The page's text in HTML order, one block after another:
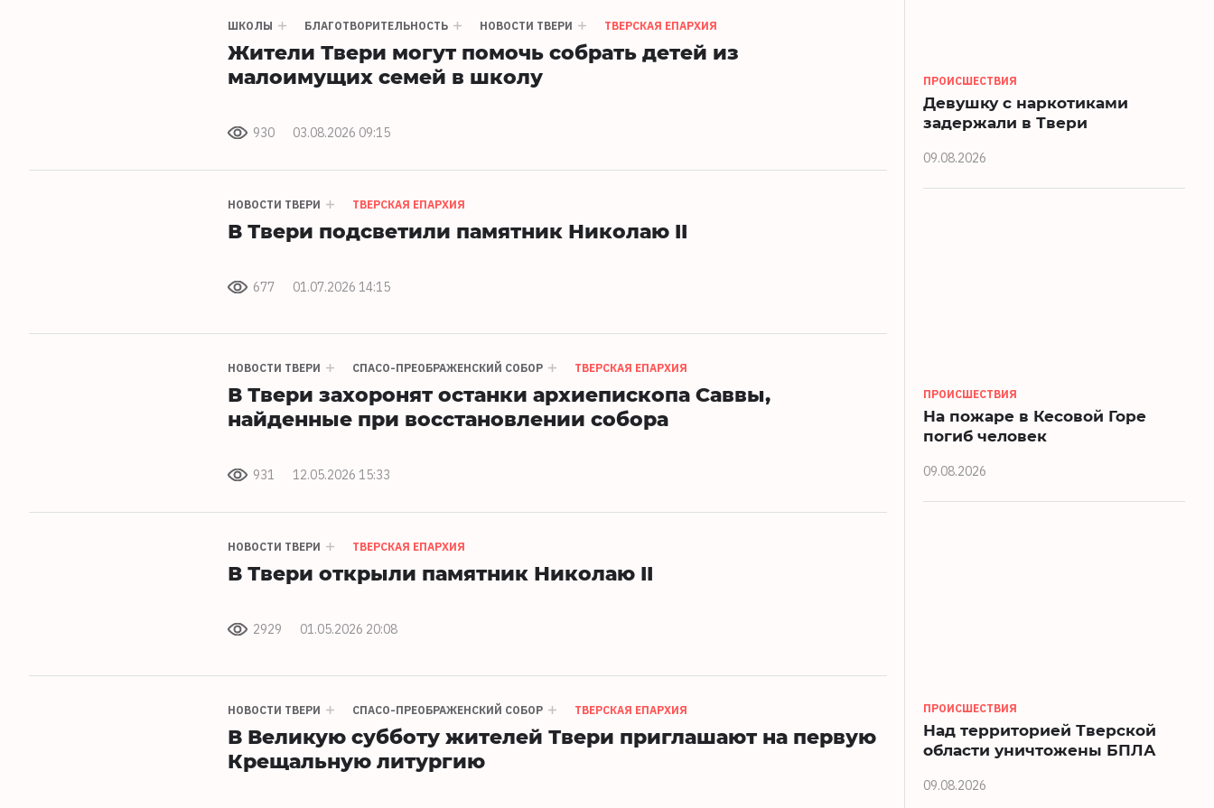
ШКОЛЫ БЛАГОТВОРИТЕЛЬНОСТЬ НОВОСТИ ТВЕРИ ТВЕРСКАЯ ЕПАРХИЯ
Жители Твери могут помочь собрать детей из
малоимущих семей в школу
930 03.08.2026 09:15
НОВОСТИ ТВЕРИ ТВЕРСКАЯ ЕПАРХИЯ
В Твери подсветили памятник Николаю II
677 01.07.2026 14:15
НОВОСТИ ТВЕРИ СПАСО-ПРЕОБРАЖЕНСКИЙ СОБОР ТВЕРСКАЯ ЕПАРХИЯ
В Твери захоронят останки архиепископа Саввы,
найденные при восстановлении собора
931 12.05.2026 15:33
НОВОСТИ ТВЕРИ ТВЕРСКАЯ ЕПАРХИЯ
В Твери открыли памятник Николаю II
2929 01.05.2026 20:08
НОВОСТИ ТВЕРИ СПАСО-ПРЕОБРАЖЕНСКИЙ СОБОР ТВЕРСКАЯ ЕПАРХИЯ
В Великую субботу жителей Твери приглашают на первую
Крещальную литургию
ПРОИСШЕСТВИЯ
Девушку с наркотиками
задержали в Твери
09.08.2026
ПРОИСШЕСТВИЯ
На пожаре в Кесовой Горе
погиб человек
09.08.2026
ПРОИСШЕСТВИЯ
Над территорией Тверской
области уничтожены БПЛА
09.08.2026